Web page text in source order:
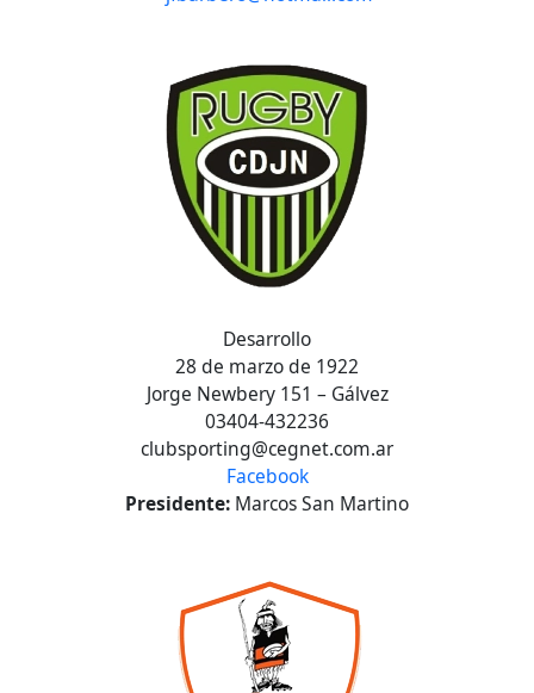
Desarrollo
28 de marzo de 1922
Jorge Newbery 151 – Gálvez
03404-432236
clubsporting@cegnet.com.ar
Facebook
Presidente: Marcos San Martino